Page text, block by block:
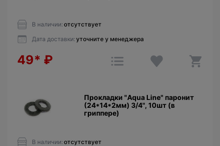
В наличии: отсутствует
Дата доставки: уточните у менеджера
49* ₽
Прокладки "Aqua Line" паронит
(24*14*2мм) 3/4", 10шт (в
гриппере)
В наличии: отсутствует